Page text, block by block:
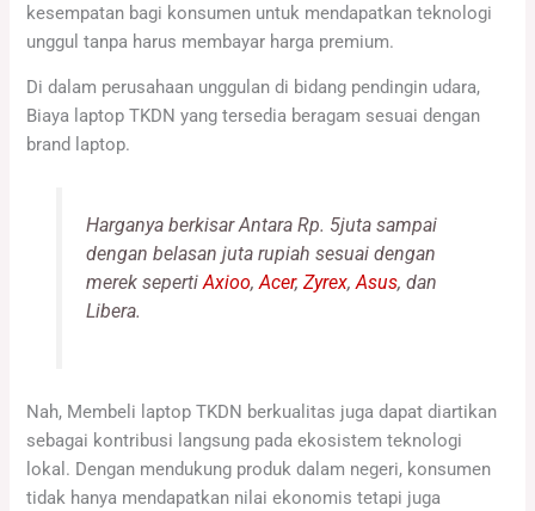
kesempatan bagi konsumen untuk mendapatkan teknologi
unggul tanpa harus membayar harga premium.
Di dalam perusahaan unggulan di bidang pendingin udara,
Biaya laptop TKDN yang tersedia beragam sesuai dengan
brand laptop.
Harganya berkisar Antara Rp. 5juta sampai
dengan belasan juta rupiah sesuai dengan
merek sepertiAxioo,Acer, Zyrex,Asus, dan
Libera.
Nah, Membeli laptop TKDN berkualitas juga dapat diartikan
sebagai kontribusi langsung pada ekosistem teknologi
lokal. Dengan mendukung produk dalam negeri, konsumen
tidak hanya mendapatkan nilai ekonomis tetapi juga